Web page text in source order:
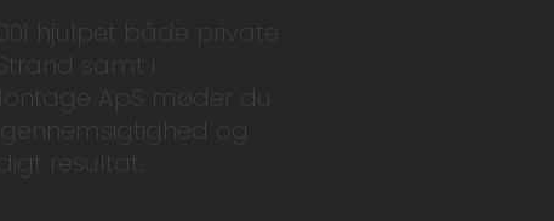
hjulpet både private
samt i
ApS møder du
og
resultat.